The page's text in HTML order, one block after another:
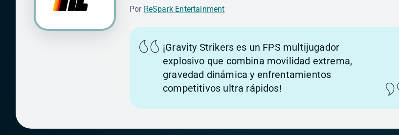
Por ReSpark Entertainment
¡Gravity Strikers es un FPS multijugador
explosivo que combina movilidad extrema,
gravedad dinámica y enfrentamientos
competitivos ultra rápidos!